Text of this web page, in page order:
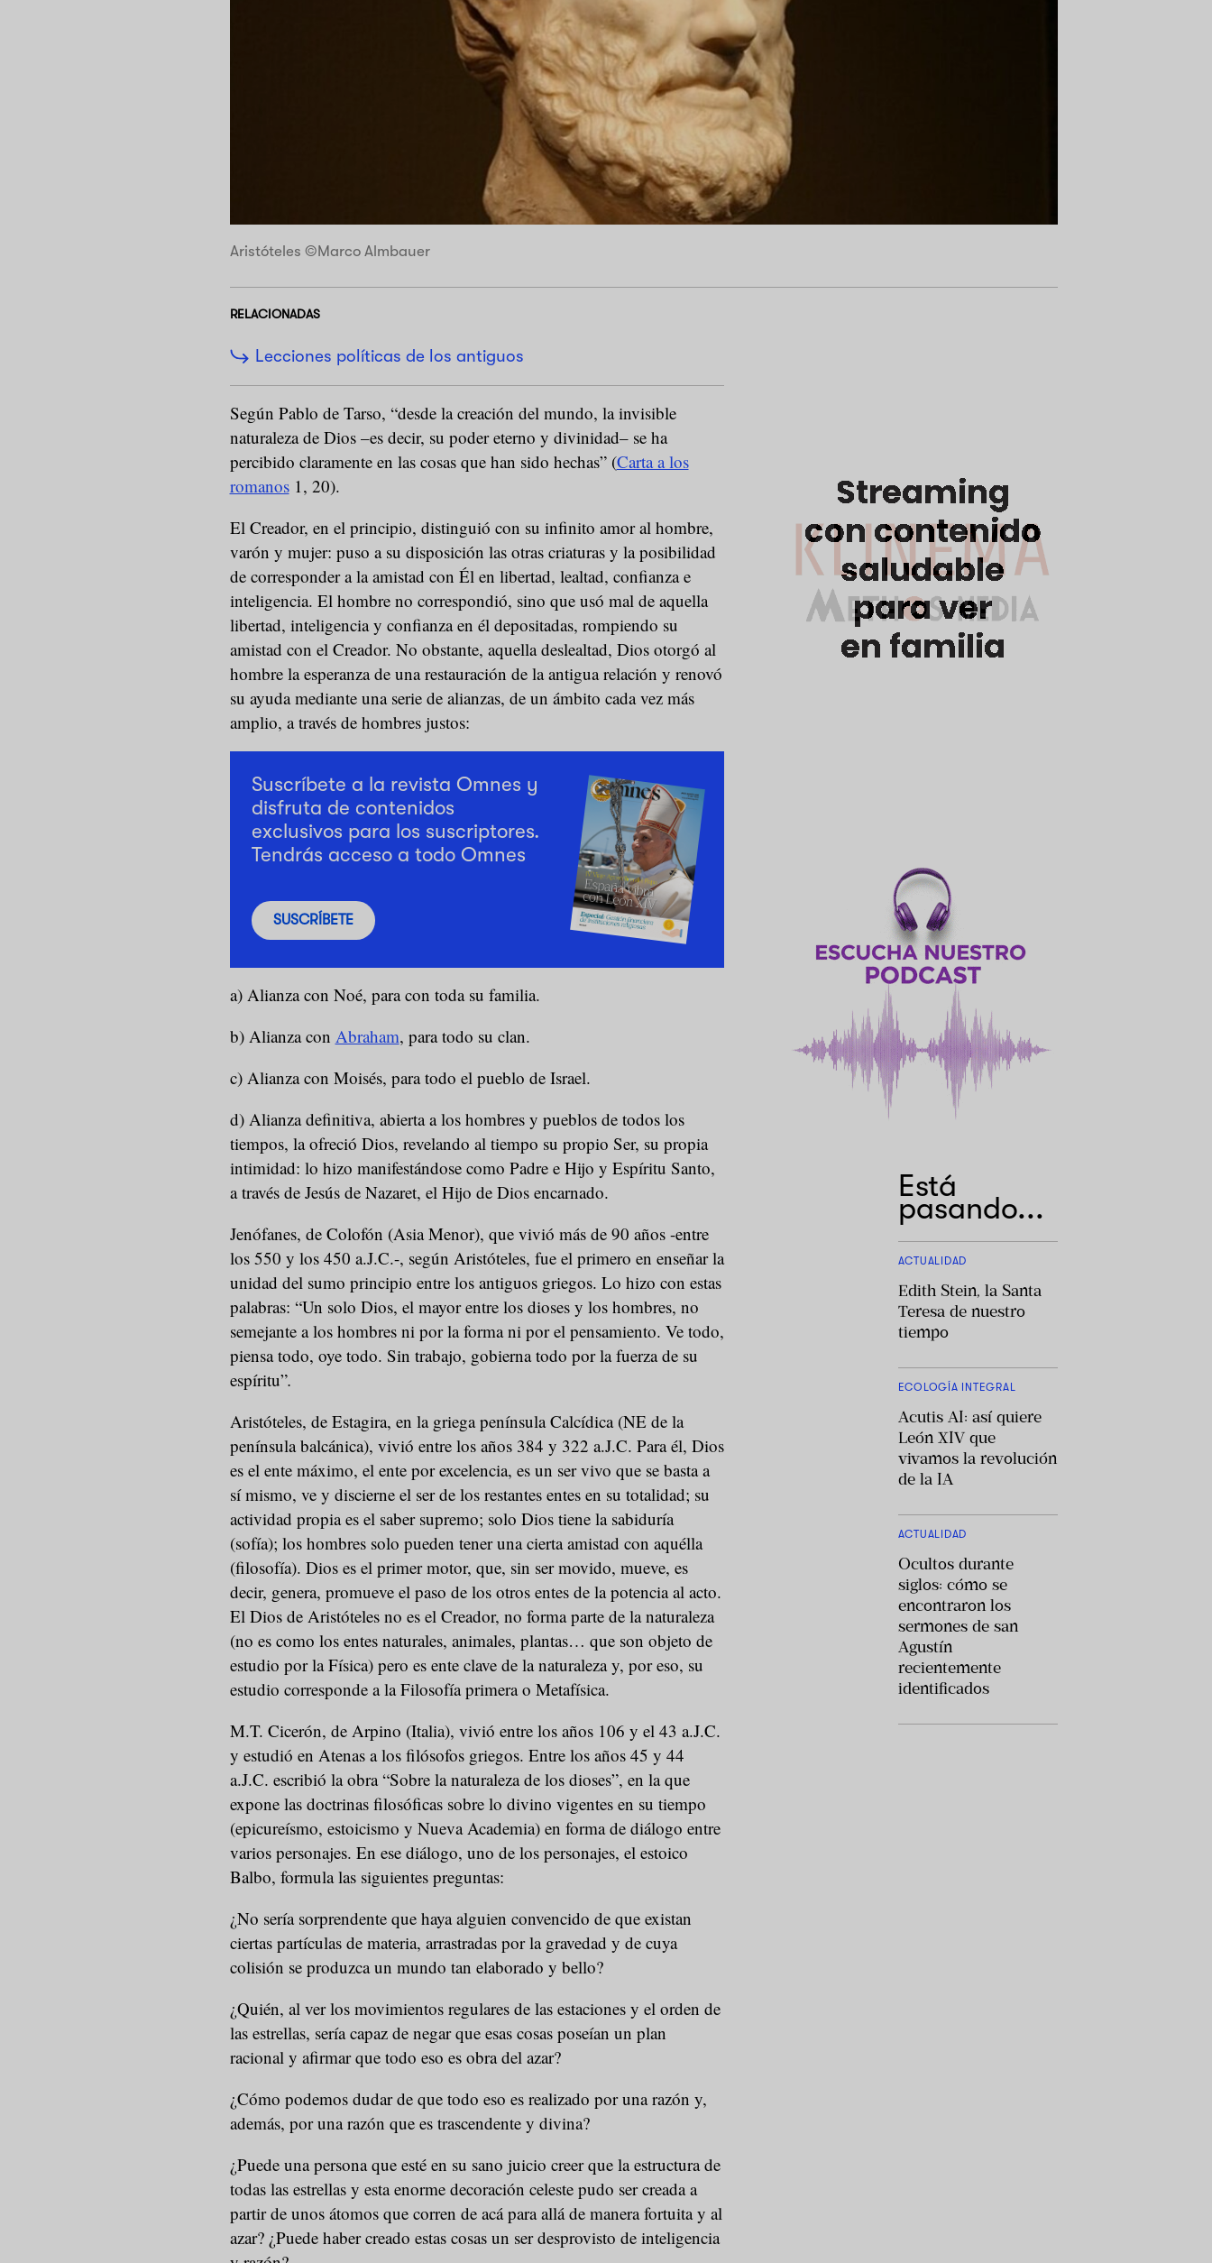
Aristóteles ©Marco Almbauer
RELACIONADAS
Lecciones políticas de los antiguos
Según Pablo de Tarso, “desde la creación del mundo, la invisible
naturaleza de Dios –es decir, su poder eterno y divinidad– se ha
percibido claramente en las cosas que han sido hechas” (Carta a los
romanos1, 20).
El Creador, en el principio, distinguió con su infinito amor al hombre,
varón y mujer: puso a su disposición las otras criaturas y la posibilidad
de corresponder a la amistad con Él en libertad, lealtad, confianza e
inteligencia. El hombre no correspondió, sino que usó mal de aquella
libertad, inteligencia y confianza en él depositadas, rompiendo su
amistad con el Creador. No obstante, aquella deslealtad, Dios otorgó al
hombre la esperanza de una restauración de la antigua relación y renovó
su ayuda mediante una serie de alianzas, de un ámbito cada vez más
amplio, a través de hombres justos:
Suscríbete a la revista Omnes y
disfruta de contenidos
exclusivos para los suscriptores.
Tendrás acceso a todo Omnes
SUSCRÍBETE
a) Alianza con Noé, para con toda su familia.
b) Alianza con Abraham, para todo su clan.
c) Alianza con Moisés, para todo el pueblo de Israel.
d) Alianza definitiva, abierta a los hombres y pueblos de todos los
tiempos, la ofreció Dios, revelando al tiempo su propio Ser, su propia
intimidad: lo hizo manifestándose como Padre e Hijo y Espíritu Santo,
a través de Jesús de Nazaret, el Hijo de Dios encarnado.
Jenófanes, de Colofón (Asia Menor), que vivió más de 90 años -entre
los 550 y los 450 a.J.C.-, según Aristóteles, fue el primero en enseñar la
unidad del sumo principio entre los antiguos griegos. Lo hizo con estas
palabras: “Un solo Dios, el mayor entre los dioses y los hombres, no
semejante a los hombres ni por la forma ni por el pensamiento. Ve todo,
piensa todo, oye todo. Sin trabajo, gobierna todo por la fuerza de su
espíritu”.
Aristóteles, de Estagira, en la griega península Calcídica (NE de la
península balcánica), vivió entre los años 384 y 322 a.J.C. Para él, Dios
es el ente máximo, el ente por excelencia, es un ser vivo que se basta a
sí mismo, ve y discierne el ser de los restantes entes en su totalidad; su
actividad propia es el saber supremo; solo Dios tiene la sabiduría
(sofía); los hombres solo pueden tener una cierta amistad con aquélla
(filosofía). Dios es el primer motor, que, sin ser movido, mueve, es
decir, genera, promueve el paso de los otros entes de la potencia al acto.
El Dios de Aristóteles no es el Creador, no forma parte de la naturaleza
(no es como los entes naturales, animales, plantas… que son objeto de
estudio por la Física) pero es ente clave de la naturaleza y, por eso, su
estudio corresponde a la Filosofía primera o Metafísica.
M.T. Cicerón, de Arpino (Italia), vivió entre los años 106 y el 43 a.J.C.
y estudió en Atenas a los filósofos griegos. Entre los años 45 y 44
a.J.C. escribió la obra “Sobre la naturaleza de los dioses”, en la que
expone las doctrinas filosóficas sobre lo divino vigentes en su tiempo
(epicureísmo, estoicismo y Nueva Academia) en forma de diálogo entre
varios personajes. En ese diálogo, uno de los personajes, el estoico
Balbo, formula las siguientes preguntas:
¿No sería sorprendente que haya alguien convencido de que existan
ciertas partículas de materia, arrastradas por la gravedad y de cuya
colisión se produzca un mundo tan elaborado y bello?
¿Quién, al ver los movimientos regulares de las estaciones y el orden de
las estrellas, sería capaz de negar que esas cosas poseían un plan
racional y afirmar que todo eso es obra del azar?
¿Cómo podemos dudar de que todo eso es realizado por una razón y,
además, por una razón que es trascendente y divina?
¿Puede una persona que esté en su sano juicio creer que la estructura de
todas las estrellas y esta enorme decoración celeste pudo ser creada a
partir de unos átomos que corren de acá para allá de manera fortuita y al
azar? ¿Puede haber creado estas cosas un ser desprovisto de inteligencia
Está
pasando...
ACTUALIDAD
Edith Stein, la Santa
Teresa de nuestro
tiempo
ECOLOGÍA INTEGRAL
Acutis AI: así quiere
León XIV que
vivamos la revolución
de la IA
ACTUALIDAD
Ocultos durante
siglos: cómo se
encontraron los
sermones de san
Agustín
recientemente
identificados